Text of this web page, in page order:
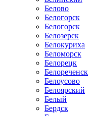
Белово
Белогорск
Белогорск
Белозерск
Белокуриха
Беломорск
Белорецк
Белореченск
Белоусово
Белоярский
Белый
Бердск